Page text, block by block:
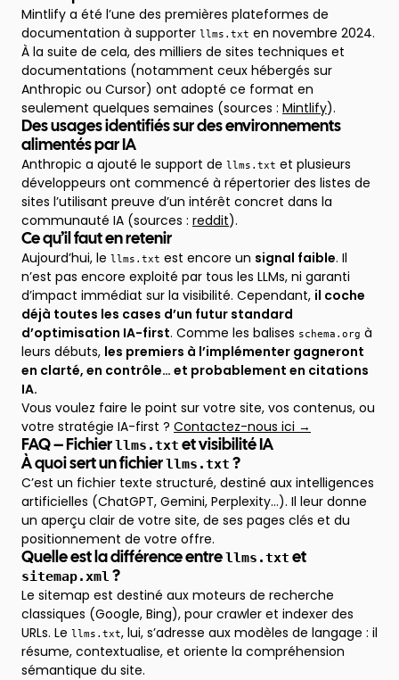
Mintlify a été l’une des premières plateformes de
documentation à supporter llms.txt en novembre 2024.
À la suite de cela, des milliers de sites techniques et
documentations (notamment ceux hébergés sur
Anthropic ou Cursor) ont adopté ce format en
seulement quelques semaines (sources : Mintlify).
Des usages identifiés sur des environnements
alimentés par IA
Anthropic a ajouté le support de llms.txt et plusieurs
développeurs ont commencé à répertorier des listes de
sites l’utilisant preuve d’un intérêt concret dans la
communauté IA (sources : reddit).
Ce qu’il faut en retenir
Aujourd’hui, le llms.txt est encore un signal faible. Il
n’est pas encore exploité par tous les LLMs, ni garanti
d’impact immédiat sur la visibilité. Cependant, il coche
déjà toutes les cases d’un futur standard
d’optimisation IA-first. Comme les balises schema.org à
leurs débuts, les premiers à l’implémenter gagneront
en clarté, en contrôle… et probablement en citations
IA.
Vous voulez faire le point sur votre site, vos contenus, ou
votre stratégie IA-first ? Contactez-nous ici →
FAQ – Fichierllms.txt et visibilité IA
À quoi sert un fichierllms.txt ?
C’est un fichier texte structuré, destiné aux intelligences
artificielles (ChatGPT, Gemini, Perplexity…). Il leur donne
un aperçu clair de votre site, de ses pages clés et du
positionnement de votre offre.
Quelle est la différence entrellms.txt et
sitemap.xml ?
Le sitemap est destiné aux moteurs de recherche
classiques (Google, Bing), pour crawler et indexer des
URLs. Le llms.txt, lui, s’adresse aux modèles de langage : il
résume, contextualise, et oriente la compréhension
sémantique du site.